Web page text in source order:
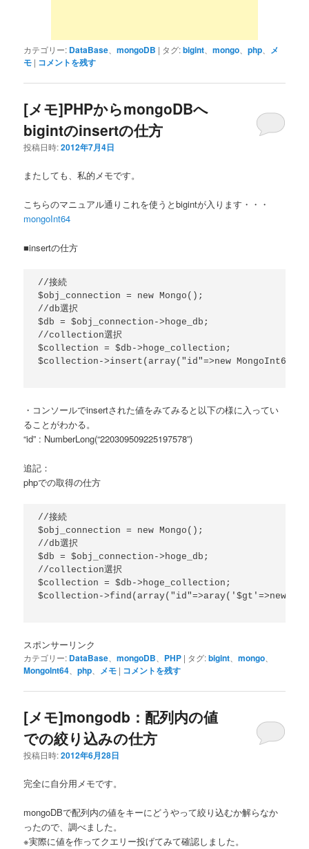
カテゴリー: DataBase 、mongoDB | タグ:bigint 、mongo 、php
メ
モ | コメントを残す
[メモ]PHPからmongoDBへ
bigintのinsertの仕方
投稿日時:2012年7月4日
またしても、私的メモです。
こちらのマニュアル通りこれを使うとbigintが入ります・・・
mongoInt64
■insertの仕方
//接続
$obj_connection = new Mongo();
//db選択
$db = $obj_connection->hoge_db;
//collection選択
$collection = $db->hoge_collection;
$collection->insert(array("id"=>new
・コンソールでinsertされた値をみてみると以下の様に入ってい
ることがわかる。
“id” : NumberLong(“220309509225197578”)
追記：
phpでの取得の仕方
//接続
$obj_connection = new Mongo();
//db選択
$db = $obj_connection->hoge_db;
//collection選択
$collection = $db->hoge_collection;
$collection->find(array("id"=>aray('$gt'=>new
スポンサーリンク
カテゴリー: DataBase 、mongoDB PHP | タグ:bigint 、mongo
MongoInt64 、php メモ | コメントを残す
[メモ]mongodb：配列内の値
での絞り込みの仕方
投稿日時:2012年6月28日
完全に自分用メモです。
mongoDBで配列内の値をキーにどうやって絞り込むか解らなか
ったので、調べました。
※実際に値を作ってクエリー投げてみて確認しました。